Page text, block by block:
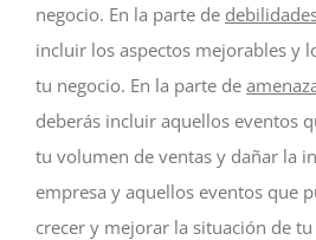
negocio. En la parte de
incluir los aspectos mejorables y
tu negocio. En la parte de
deberás incluir aquellos eventos
tu volumen de ventas y dañar la
empresa y aquellos eventos que
crecer y mejorar la situación de tu